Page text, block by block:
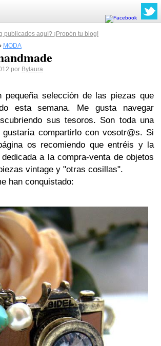
publicados aquí? ¡Propón tu blog!
› MODA
por Bylaura
pequeña selección de las piezas que
esta semana. Me gusta navegar
sus tesoros. Son toda una
compartirlo con vosotr@s. Si
os recomiendo que entréis y la
a la compra-venta de objetos
vintage y "otras cosillas".
han conquistado: